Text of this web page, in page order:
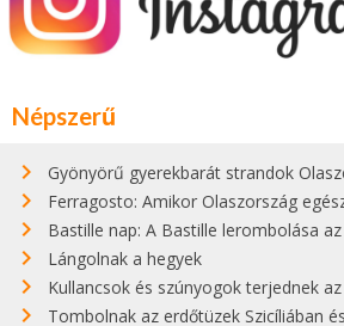
Népszerű
Gyönyörű gyerekbarát strandok Olaszországban -
Ferragosto: Amikor Olaszország
Bastille nap: A Bastille lerombolása az
Lángolnak a hegyek
Kullancsok és szúnyogok terjednek
Tombolnak az erdőtüzek Szicíliában